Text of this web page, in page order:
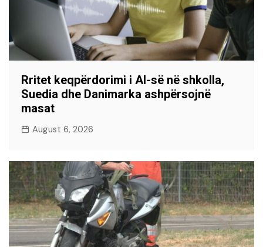
Rritet keqpërdorimi i AI-së në shkolla,
Suedia dhe Danimarka ashpërsojnë
masat
August 6, 2026